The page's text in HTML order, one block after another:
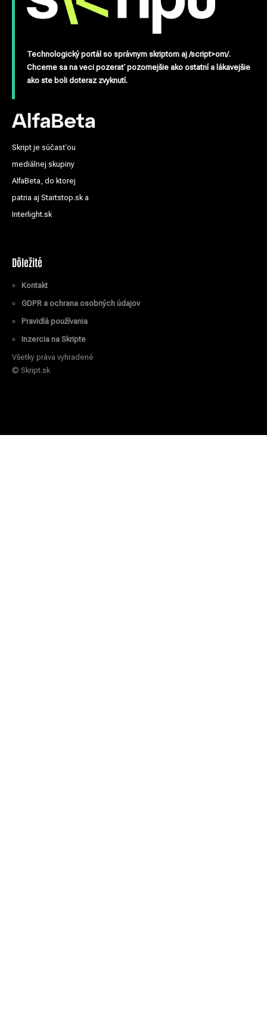
Technologický portál so správnym skriptom aj /script>om/.
Chceme sa na veci pozerať pozornejšie ako ostatní a lákavejšie
ako ste boli doteraz zvyknutí.
Skript je súčasťou
mediálnej skupiny
AlfaBeta, do ktorej
patria aj Startstop.sk a
Interlight.sk
Dôležité
Kontakt
GDPR a ochrana osobných údajov
Pravidlá používania
Inzercia na Skripte
Všetky práva vyhradené
© Skript.sk